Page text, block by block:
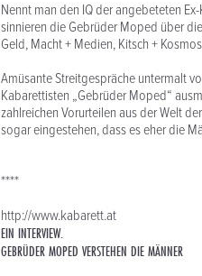
Nennt man den IQ der angebeteten
sinnieren die Gebrüder Moped über
Geld, Macht + Medien, Kitsch +
Amüsante Streitgespräche untermalt
Kabarettisten „Gebrüder Moped“
zahlreichen Vorurteilen aus der Welt
sogar eingestehen, dass es eher die
****
http://www.kabarett.at
EIN INTERVIEW.
GEBRÜDER MOPED VERSTEHEN DIE MÄNNER